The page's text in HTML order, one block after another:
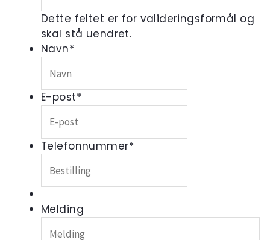
Dette feltet er for valideringsformål og
skal stå uendret.
Navn*
E-post*
Telefonnummer*
Melding